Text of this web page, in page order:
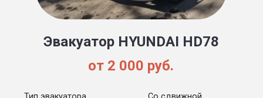
Эвакуатор HYUNDAI HD78
от 2 000 руб.